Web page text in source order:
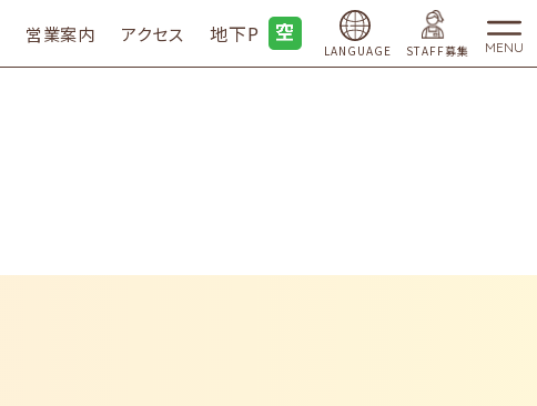
営業案内 アクセス 地下P
LANGUAGE STAFF募集 MENU